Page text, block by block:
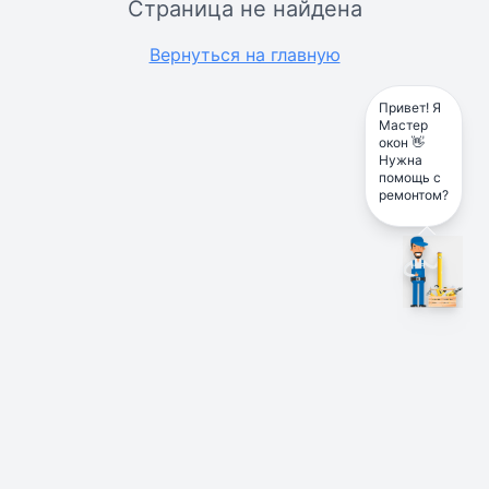
Страница не найдена
Вернуться на главную
Привет! Я
Мастер
окон 👋
Нужна
помощь с
ремонтом?